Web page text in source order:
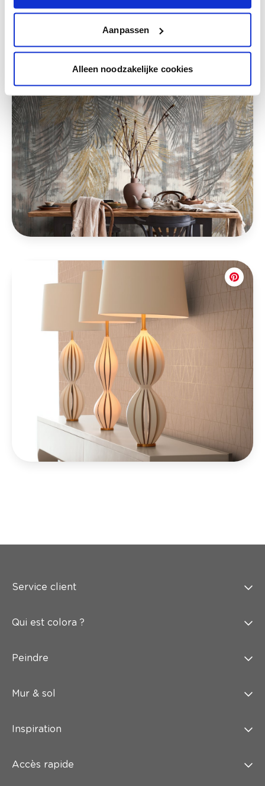
Aanpassen
Alleen noodzakelijke cookies
Ces styles peuvent également vous plaire
Service client
Qui est colora ?
Peindre
Mur & sol
Inspiration
Accès rapide